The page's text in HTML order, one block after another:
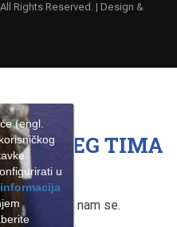
Rights Reserved. | Design &
NAŠEG TIMA
obratite nam se.
(engl.
u